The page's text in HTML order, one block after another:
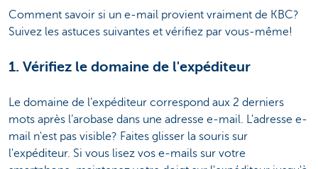
Comment savoir si un e-mail provient vraiment de KBC?
Suivez les astuces suivantes et vérifiez par vous-même!
1. Vérifiez le domaine de l'expéditeur
Le domaine de l’expéditeur correspond aux 2 derniers
mots après l’arobase dans une adresse e-mail. L'adresse e-
mail n'est pas visible? Faites glisser la souris sur
l'expéditeur. Si vous lisez vos e-mails sur votre